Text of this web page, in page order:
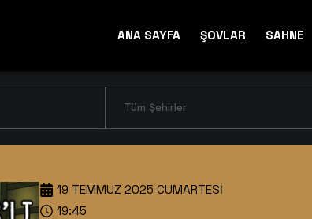
ANA SAYFA ŞOVLAR SAHNE
Tüm Şehirler
19 TEMMUZ 2025 CUMARTESI
19:45